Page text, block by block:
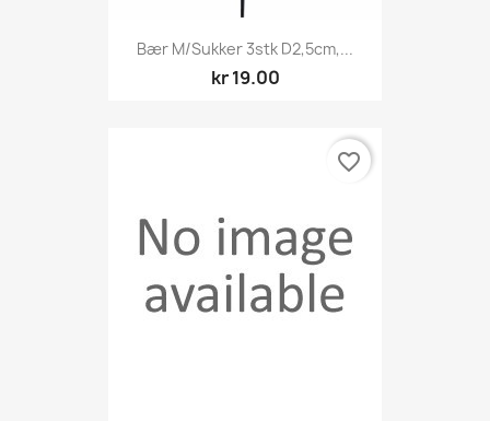
Bær M/sukker 3stk D2,5cm,...
kr 19.00
favorite_border